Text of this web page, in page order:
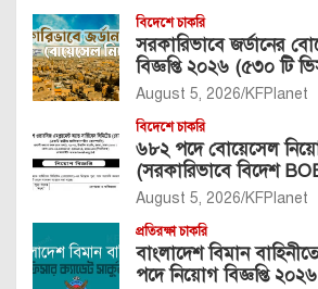
বিদেশে চাকরি
সরকারিভাবে জর্ডানের
বিজ্ঞপ্তি ২০২৬ (৫৩০ টি
August 5, 2026 KFPlanet
বিদেশে চাকরি
৬৮২ পদে বোয়েসেল
(সরকারিভাবে বিদেশ
August 5, 2026 KFPlanet
প্রতিরক্ষা চাকরি
বাংলাদেশ বিমান
পদে নিয়োগ বিজ্ঞপ্তি ২০২৬